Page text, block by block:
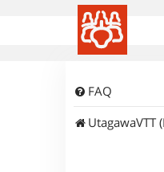
FAQ
UtagawaVTT